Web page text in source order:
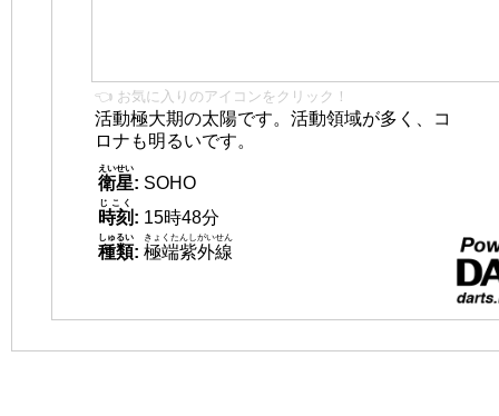
👈 お気に入りのアイコンをクリック！
活動極大期の太陽です。活動領域が多く、コ
ロナも明るいです。
衛星
えいせい
: SOHO
時刻
じこく
: 15時48分
種類
しゅるい
: 極端紫外線
きょくたんしがいせん